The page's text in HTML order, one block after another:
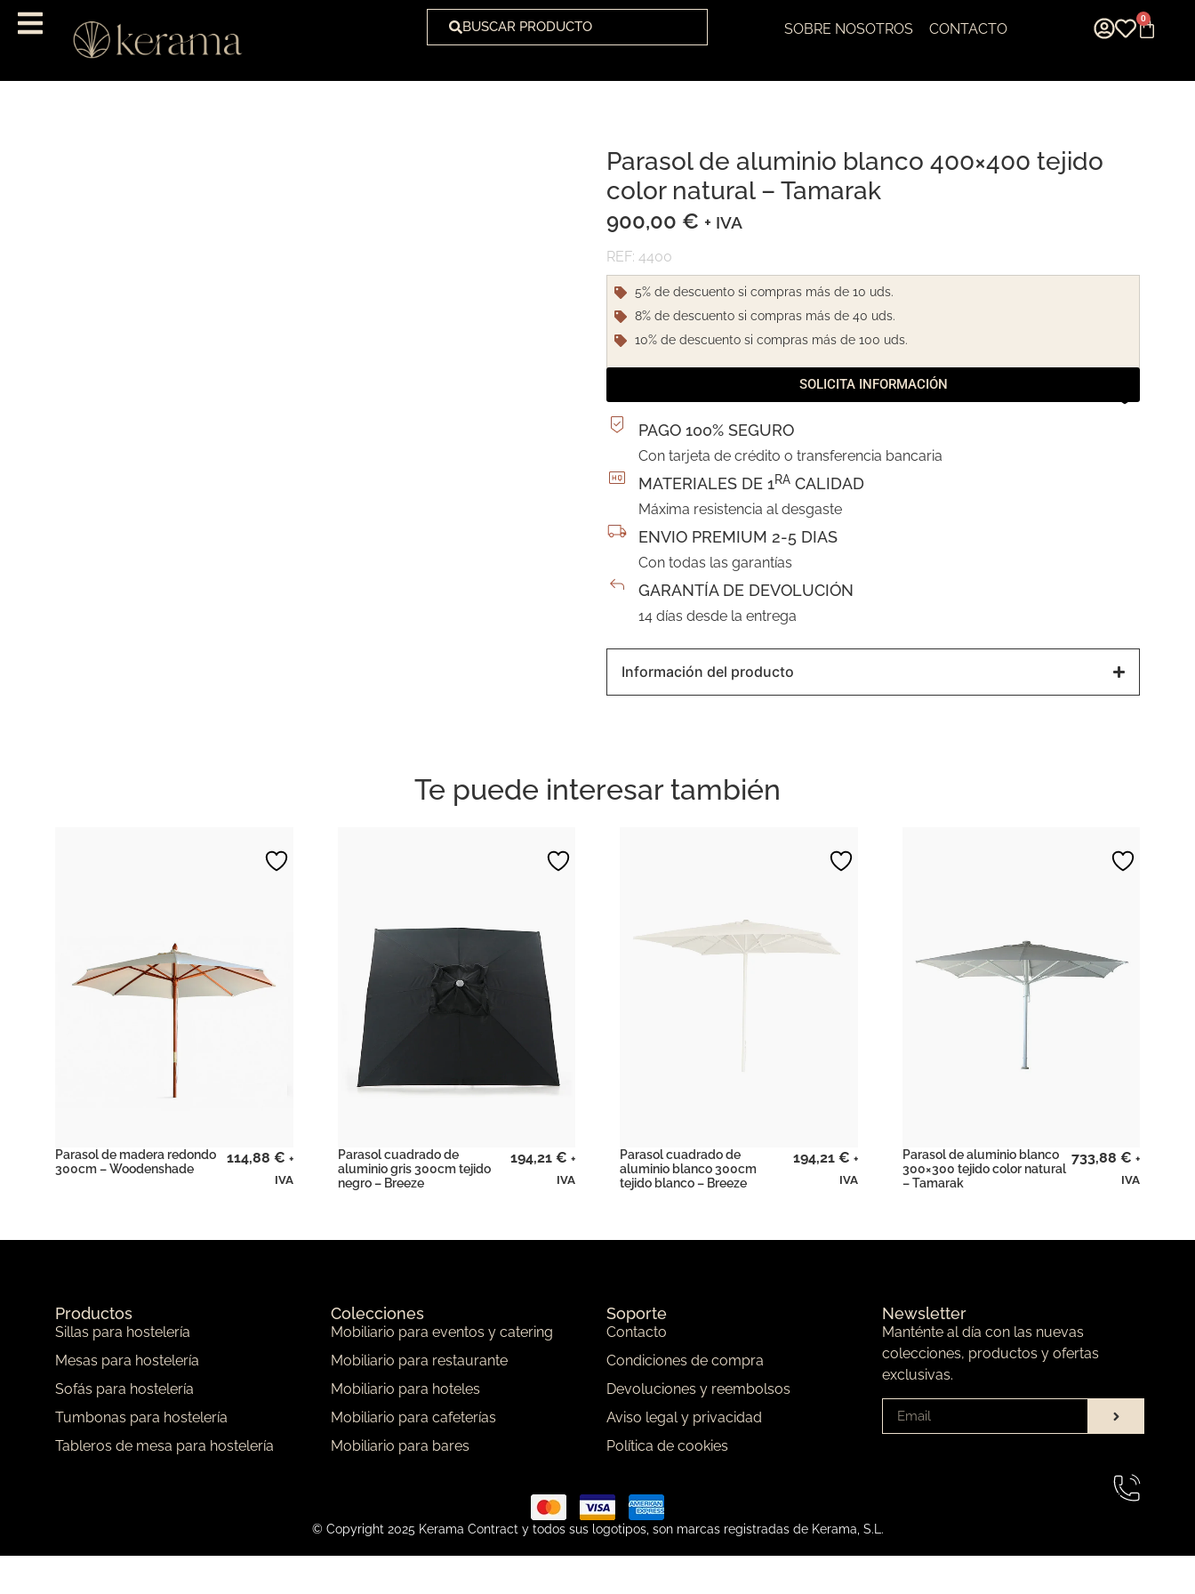
BUSCAR PRODUCTO SOBRE NOSOTROS CONTACTO
0
Parasol de aluminio blanco 400×400 tejido
color natural – Tamarak
900,00 € + IVA
REF: 4400
5% de descuento si compras más de 10 uds.
8% de descuento si compras más de 40 uds.
10% de descuento si compras más de 100 uds.
SOLICITA INFORMACIÓN
PAGO 100% SEGURO
Con tarjeta de crédito o transferencia bancaria
MATERIALES DE 1RA CALIDAD
Máxima resistencia al desgaste
ENVIO PREMIUM 2-5 DIAS
Con todas las garantías
GARANTÍA DE DEVOLUCIÓN
14 días desde la entrega
Información del producto
Te puede interesar también
Parasol de madera redondo
300cm – Woodenshade
114,88 € +
IVA
Parasol cuadrado de
aluminio gris 300cm tejido
negro – Breeze
194,21 € +
IVA
Parasol cuadrado de
aluminio blanco 300cm
tejido blanco – Breeze
194,21 € +
IVA
Parasol de aluminio blanco
300×300 tejido color natural
– Tamarak
733,88 € +
IVA
Productos
Sillas para hostelería
Mesas para hostelería
Sofás para hostelería
Tumbonas para hostelería
Tableros de mesa para hostelería
Colecciones
Mobiliario para eventos y catering
Mobiliario para restaurante
Mobiliario para hoteles
Mobiliario para cafeterías
Mobiliario para bares
Soporte
Contacto
Condiciones de compra
Devoluciones y reembolsos
Aviso legal y privacidad
Política de cookies
Newsletter
Manténte al día con las nuevas
colecciones, productos y ofertas
exclusivas.
© Copyright 2025 Kerama Contract y todos sus logotipos, son marcas registradas de Kerama, S.L.